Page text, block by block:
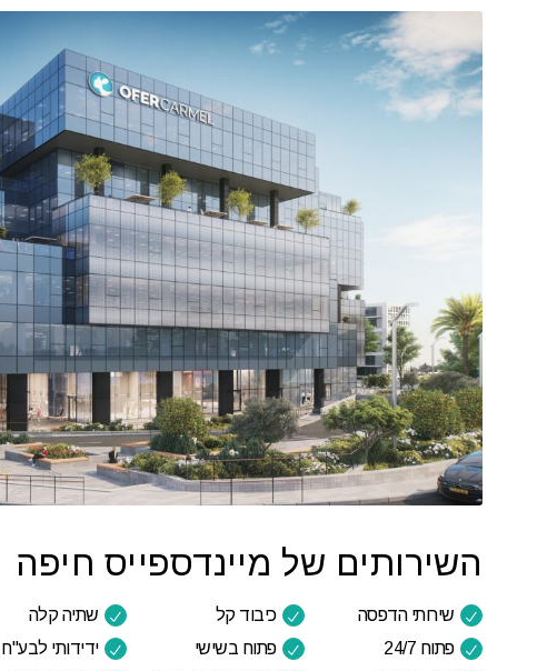
השירותים של מיינדספייס חיפה
שירותי הדפסה כיבוד קל שתיה קלה
פתוח 24/7
פתוח בשישי ידידותי לבע"ח